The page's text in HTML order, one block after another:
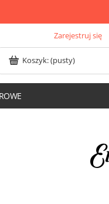
Zarejestruj się
Koszyk:(pusty)